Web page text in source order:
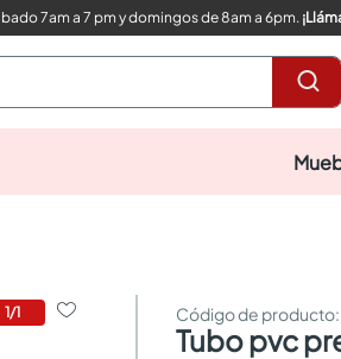
7am a 7 pm y domingos de 8am a 6pm.
1/1
tubo pvc